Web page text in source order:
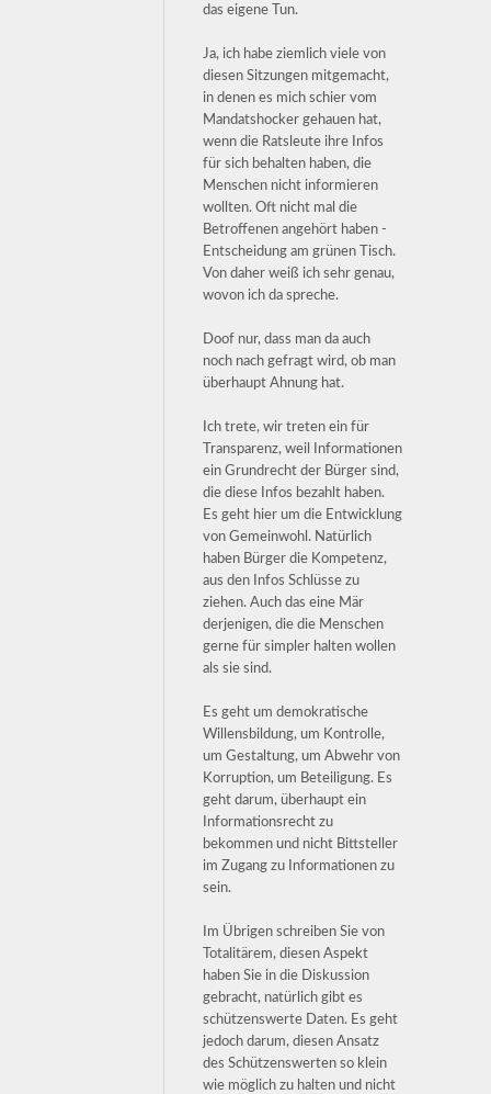
das eigene Tun.
Ja, ich habe ziemlich viele von
diesen Sitzungen mitgemacht,
in denen es mich schier vom
Mandatshocker gehauen hat,
wenn die Ratsleute ihre Infos
für sich behalten haben, die
Menschen nicht informieren
wollten. Oft nicht mal die
Betroffenen angehört haben -
Entscheidung am grünen Tisch.
Von daher weiß ich sehr genau,
wovon ich da spreche.
Doof nur, dass man da auch
noch nach gefragt wird, ob man
überhaupt Ahnung hat.
Ich trete, wir treten ein für
Transparenz, weil Informationen
ein Grundrecht der Bürger sind,
die diese Infos bezahlt haben.
Es geht hier um die Entwicklung
von Gemeinwohl. Natürlich
haben Bürger die Kompetenz,
aus den Infos Schlüsse zu
ziehen. Auch das eine Mär
derjenigen, die die Menschen
gerne für simpler halten wollen
als sie sind.
Es geht um demokratische
Willensbildung, um Kontrolle,
um Gestaltung, um Abwehr von
Korruption, um Beteiligung. Es
geht darum, überhaupt ein
Informationsrecht zu
bekommen und nicht Bittsteller
im Zugang zu Informationen zu
sein.
Im Übrigen schreiben Sie von
Totalitärem, diesen Aspekt
haben Sie in die Diskussion
gebracht, natürlich gibt es
schützenswerte Daten. Es geht
jedoch darum, diesen Ansatz
des Schützenswerten so klein
wie möglich zu halten und nicht